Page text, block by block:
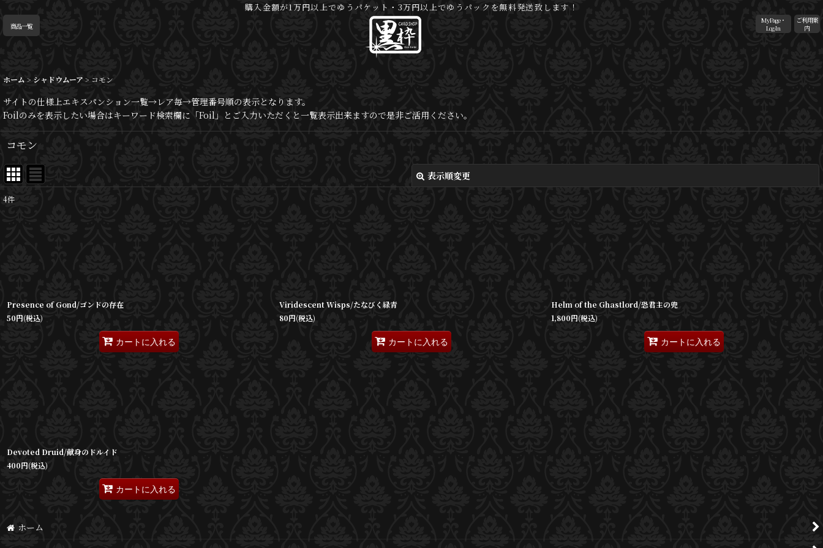
購入金額が1万円以上でゆうパケット・3万円以上でゆうパックを無料発送致します！
商品一覧
MyPage・
Log-In
ご利用案
内
ホーム > シャドウムーア > コモン
サイトの仕様上エキスパンション一覧→レア毎→管理番号順の表示となります。
Foilのみを表示したい場合はキーワード検索欄に「Foil」とご入力いただくと一覧表示出来ますので是非ご活用ください。
コモン
表示順変更
4件
Presence of Gond/ゴンドの存在
50円(税込)
カートに入れる
Viridescent Wisps/たなびく緑青
80円(税込)
カートに入れる
Helm of the Ghastlord/恐君主の兜
1,800円(税込)
カートに入れる
Devoted Druid/献身のドルイド
400円(税込)
カートに入れる
ホーム